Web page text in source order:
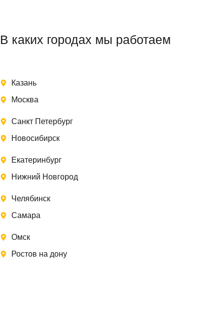
В каких городах мы работаем
Казань
Москва
Санкт Петербург
Новосибирск
Екатеринбург
Нижний Новгород
Челябинск
Самара
Омск
Ростов на дону